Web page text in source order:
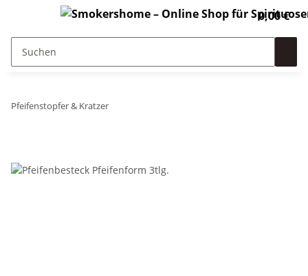
0,00 €
Pfeifenstopfer & Kratzer